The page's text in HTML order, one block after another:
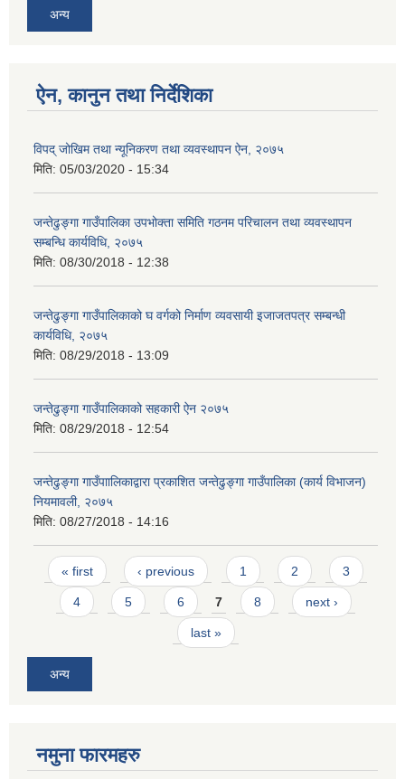
अन्य
ऐन, कानुन तथा निर्देशिका
विपद् जोखिम तथा न्यूनिकरण तथा व्यवस्थापन ऐन, २०७५
मिति: 05/03/2020 - 15:34
जन्तेढुङ्गा गाउँपालिका उपभोक्ता समिति गठनम परिचालन तथा व्यवस्थापन
सम्बन्धि कार्यविधि, २०७५
मिति: 08/30/2018 - 12:38
जन्तेढुङ्गा गाउँपालिकाको घ वर्गको निर्माण व्यवसायी इजाजतपत्र सम्बन्धी
कार्यविधि, २०७५
मिति: 08/29/2018 - 13:09
जन्तेढुङ्गा गाउँपालिकाको सहकारी ऐन २०७५
मिति: 08/29/2018 - 12:54
जन्तेढुङ्गा गाउँपाालिकाद्वारा प्रकाशित जन्तेढुङ्गा गाउँपालिका (कार्य विभाजन)
नियमावली, २०७५
मिति: 08/27/2018 - 14:16
Pages
« first ‹ previous 1 2 3
4 5 6 7 8 next ›
last »
अन्य
नमुना फारमहरु